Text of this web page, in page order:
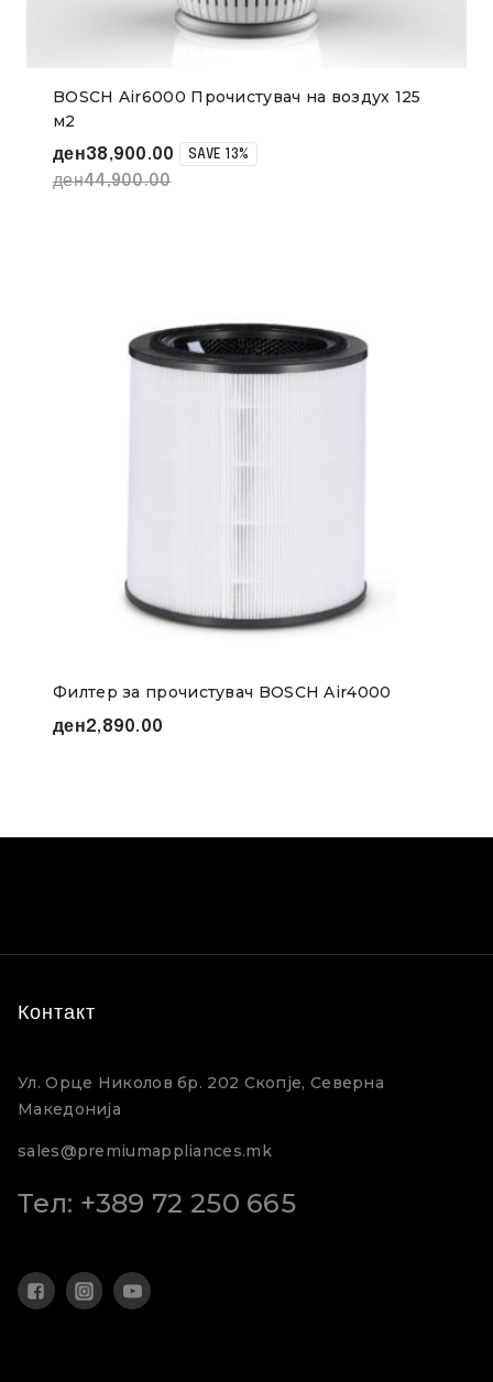
BOSCH Air6000 Прочистувач на воздух 125
м2
ден38,900.00
ден44,900.00
SAVE 13%
Филтер за прочистувач BOSCH Air4000
ден2,890.00
Контакт
Ул. Орце Николов бр. 202 Скопје, Северна
Македонија
sales@premiumappliances.mk
Тел: +389 72 250 665